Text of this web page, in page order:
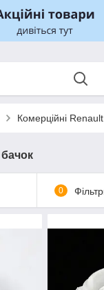
Комерційні Renault
0